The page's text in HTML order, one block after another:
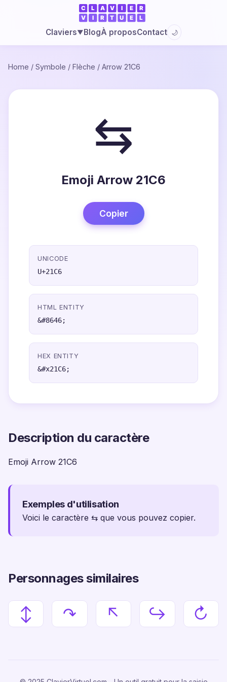
Claviers▼BlogÀ proposContact 🌙
Home / Symbole / Flèche / Arrow 21C6
⇆
Emoji Arrow 21C6
Copier
UNICODE
U+21C6
HTML ENTITY
&#8646;
HEX ENTITY
&#x21C6;
Description du caractère
Emoji Arrow 21C6
Exemples d'utilisation
Voici le caractère ⇆ que vous pouvez copier.
Personnages similaires
↕ ↷ ↖ ↪ ↻